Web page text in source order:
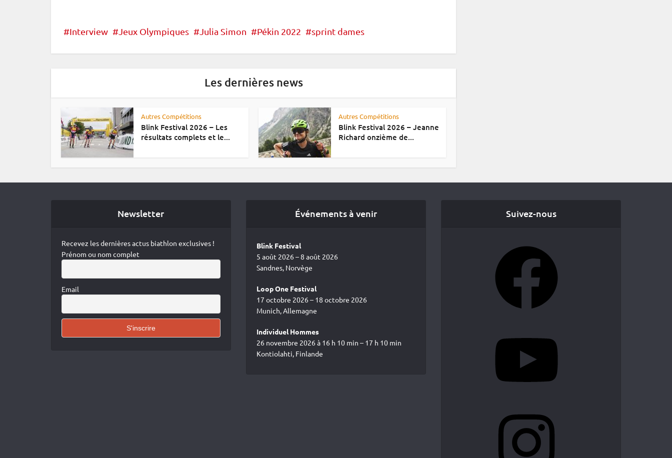
Interview Jeux Olympiques Julia Simon Pékin 2022 sprint dames
Les dernières news
Autres Compétitions
Blink Festival 2026 – Les
résultats complets et le...
Autres Compétitions
Blink Festival 2026 – Jeanne
Richard onzième de...
Newsletter
Recevez les dernières actus biathlon exclusives !
Prénom ou nom complet
Email
Événements à venir
Blink Festival
5 août 2026 – 8 août 2026
Sandnes, Norvège
Loop One Festival
17 octobre 2026 – 18 octobre 2026
Munich, Allemagne
Individuel Hommes
26 novembre 2026 à 16 h 10 min – 17 h 10 min
Kontiolahti, Finlande
Suivez-nous